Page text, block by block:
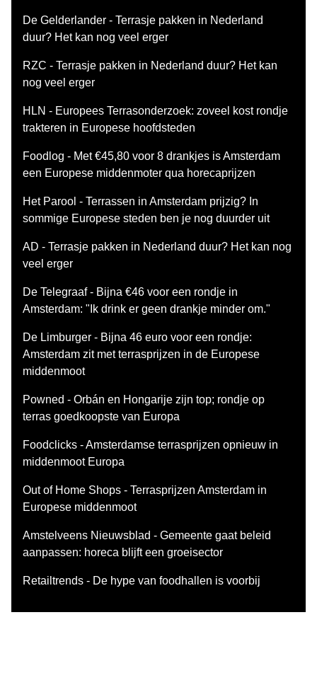
De Gelderlander - Terrasje pakken in Nederland
duur? Het kan nog veel erger
RZC - Terrasje pakken in Nederland duur? Het kan
nog veel erger
HLN - Europees Terrasonderzoek: zoveel kost rondje
trakteren in Europese hoofdsteden
Foodlog - Met €45,80 voor 8 drankjes is Amsterdam
een Europese middenmoter qua horecaprijzen
Het Parool - Terrassen in Amsterdam prijzig? In
sommige Europese steden ben je nog duurder uit
AD - Terrasje pakken in Nederland duur? Het kan nog
veel erger
De Telegraaf - Bijna €46 voor een rondje in
Amsterdam: "Ik drink er geen drankje minder om."
De Limburger - Bijna 46 euro voor een rondje:
Amsterdam zit met terrasprijzen in de Europese
middenmoot
Powned - Orbán en Hongarije zijn top; rondje op
terras goedkoopste van Europa
Foodclicks - Amsterdamse terrasprijzen opnieuw in
middenmoot Europa
Out of Home Shops - Terrasprijzen Amsterdam in
Europese middenmoot
Amstelveens Nieuwsblad - Gemeente gaat beleid
aanpassen: horeca blijft een groeisector
Retailtrends - De hype van foodhallen is voorbij